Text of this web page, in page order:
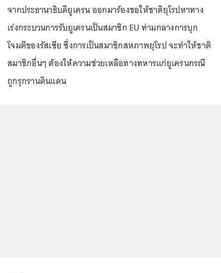
จากประธานาธิบดียูเครน ออกมาร้องขอให้ชาติยุโรปหาทาง
เร่งกระบวนการรับยูเครนเป็นสมาชิก EU ท่ามกลางการบุก
โจมตีของรัสเซีย ซึ่งการเป็นสมาชิกสหภาพยุโรป จะทำให้ชาติ
สมาชิกอื่นๆ ต้องให้ความช่วยเหลือทางทหารแก่ยูเครนกรณี
ถูกรุกรานดินแดน